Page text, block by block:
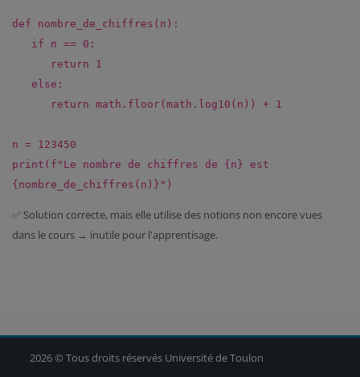
def nombre_de_chiffres ( n ):
if n == 0 :
return
1
else :
return math.floor(math.log10(n)) + 1
n = 123450
print ( f"Le nombre de chiffres de {n} est
{nombre_de_chiffres(n)} ")
✅ Solution correcte, mais elle utilise des notions non encore vues
dans le cours → inutile pour l'apprentisage.
Blocs
Blocs
Blocs
2026 © Tous droits réservés Université de Toulon